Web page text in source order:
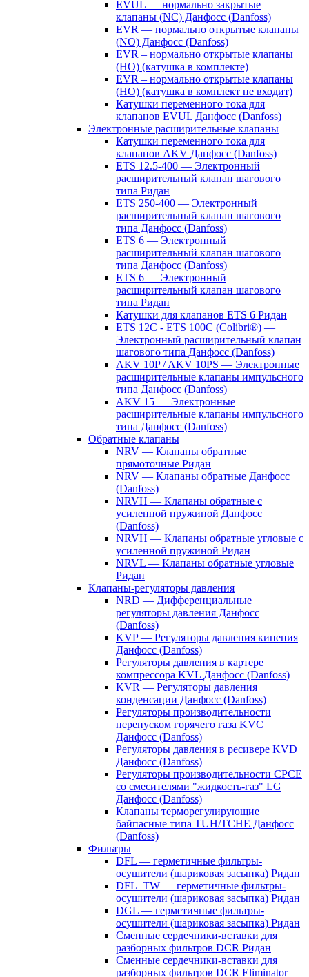
EVUL — нормально закрытые
клапаны (NC) Данфосс (Danfoss)
EVR — нормально открытые клапаны
(NO) Данфосс (Danfoss)
EVR – нормально открытые клапаны
(НО) (катушка в комплекте)
EVR – нормально открытые клапаны
(НО) (катушка в комплект не входит)
Катушки переменного тока для
клапанов EVUL Данфосс (Danfoss)
Электронные расширительные клапаны
Катушки переменного тока для
клапанов AKV Данфосс (Danfoss)
ETS 12.5-400 — Электронный
расширительный клапан шагового
типа Ридан
ETS 250-400 — Электронный
расширительный клапан шагового
типа Данфосс (Danfoss)
ETS 6 — Электронный
расширительный клапан шагового
типа Данфосс (Danfoss)
ETS 6 — Электронный
расширительный клапан шагового
типа Ридан
Катушки для клапанов ETS 6 Ридан
ETS 12C - ETS 100C (Colibri®) —
Электронный расширительный клапан
шагового типа Данфосс (Danfoss)
AKV 10P / AKV 10PS — Электронные
расширительные клапаны импульсного
типа Данфосс (Danfoss)
AKV 15 — Электронные
расширительные клапаны импульсного
типа Данфосс (Danfoss)
Обратные клапаны
NRV — Клапаны обратные
прямоточные Ридан
NRV — Клапаны обратные Данфосс
(Danfoss)
NRVH — Клапаны обратные с
усиленной пружиной Данфосс
(Danfoss)
NRVH — Клапаны обратные угловые с
усиленной пружиной Ридан
NRVL — Клапаны обратные угловые
Ридан
Клапаны-регуляторы давления
NRD — Дифференциальные
регуляторы давления Данфосс
(Danfoss)
KVP — Регуляторы давления кипения
Данфосс (Danfoss)
Регуляторы давления в картере
компрессора KVL Данфосс (Danfoss)
KVR — Регуляторы давления
конденсации Данфосс (Danfoss)
Регуляторы производительности
перепуском горячего газа KVC
Данфосс (Danfoss)
Регуляторы давления в ресивере KVD
Данфосс (Danfoss)
Регуляторы производительности CPCE
со смесителями "жидкость-газ" LG
Данфосс (Danfoss)
Клапаны терморегулирующие
байпасные типа TUH/TCHE Данфосс
(Danfoss)
Фильтры
DFL — герметичные фильтры-
осушители (шариковая засыпка) Ридан
DFL_TW — герметичные фильтры-
осушители (шариковая засыпка) Ридан
DGL — герметичные фильтры-
осушители (шариковая засыпка) Ридан
Сменные сердечники-вставки для
разборных фильтров DCR Ридан
Сменные сердечники-вставки для
разборных фильтров DCR Eliminator